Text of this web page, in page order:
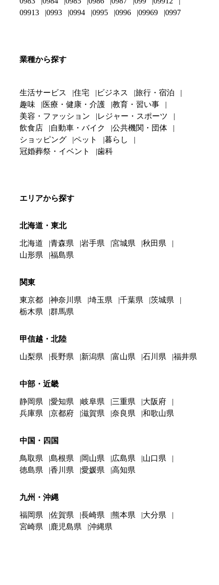
09913
0993 0994 0995 0996 09969 0997
業種から探す
生活サービス 住宅 ビジネス
旅行・宿泊
趣味
医療・健康・介護
教育・習い事
美容・ファッション
レジャー・スポーツ
飲食店
自動車・バイク
公共機関・団体
ショッピング
ペット
暮らし
冠婚葬祭・イベント
歯科
エリアから探す
北海道・東北
北海道 青森県 岩手県 宮城県
秋田県
山形県
福島県
関東
東京都 神奈川県 埼玉県 千葉県
茨城県
栃木県
群馬県
甲信越・北陸
山梨県 長野県 新潟県 富山県 石川県 福井県
中部・近畿
静岡県 愛知県 岐阜県 三重県
大阪府
兵庫県
京都府 滋賀県 奈良県 和歌山県
中国・四国
鳥取県 島根県 岡山県 広島県
山口県
徳島県
香川県 愛媛県 高知県
九州・沖縄
福岡県 佐賀県 長崎県 熊本県
大分県
宮崎県
鹿児島県 沖縄県